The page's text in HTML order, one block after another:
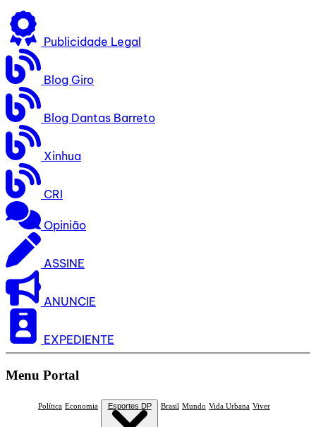
Publicidade Legal
Blog Giro
Blog Dantas Barreto
Xinhua
CRI
Opinião
ASSINE
ANUNCIE
EXPEDIENTE
Menu Portal
Política Economia Esportes DP Brasil Mundo Vida Urbana Viver